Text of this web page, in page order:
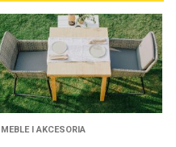
MEBLE I AKCESORIA